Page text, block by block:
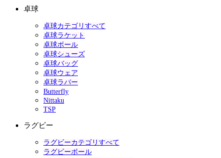
卓球
卓球カテゴリすべて
卓球ラケット
卓球ボール
卓球シューズ
卓球バッグ
卓球ウェア
卓球ラバー
Butterfly
Nittaku
TSP
ラグビー
ラグビーカテゴリすべて
ラグビーボール